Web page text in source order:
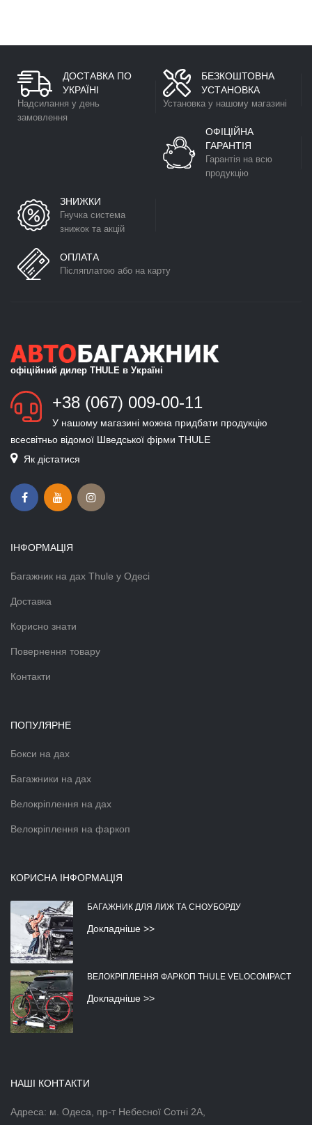
ДОСТАВКА ПО
УКРАЇНІ
Надсилання у день
замовлення
БЕЗКОШТОВНА
УСТАНОВКА
Установка у нашому магазині
ОФІЦІЙНА
ГАРАНТІЯ
Гарантія на всю
продукцію
ЗНИЖКИ
Гнучка система
знижок та акцій
ОПЛАТА
Післяплатою або на карту
офіційний дилер THULE в Україні
+38 (067) 009-00-11
У нашому магазині можна придбати продукцію
всесвітньо відомої Шведської фірми THULE
Як дістатися
ІНФОРМАЦІЯ
Багажник на дах Thule у Одесі
Доставка
Корисно знати
Повернення товару
Контакти
ПОПУЛЯРНЕ
Бокси на дах
Багажники на дах
Велокріплення на дах
Велокріплення на фаркоп
КОРИСНА ІНФОРМАЦІЯ
БАГАЖНИК ДЛЯ ЛИЖ ТА СНОУБОРДУ
Докладніше >>
ВЕЛОКРІПЛЕННЯ ФАРКОП THULE VELOCOMPACT
Докладніше >>
НАШІ КОНТАКТИ
Адреса: м. Одеса, пр-т Небесної Сотні 2А,